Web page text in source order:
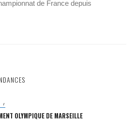
de France depuis
1
OLYMPIQUE DE MARSEILLE